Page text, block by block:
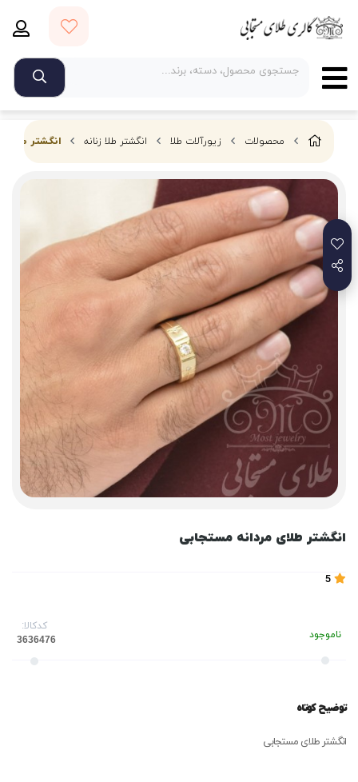
محصولات زیورآلات طلا انگشتر طلا زنانه انگشتر طلای
انگشتر طلای مردانه مستجابی
ناموجود
کدکالا:
توضیح کوتاه
انگشتر طلای مستجابی